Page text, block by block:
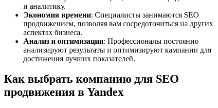
и аналитику.
Экономия времени: Специалисты занимаются SEO
продвижением, позволяя вам сосредоточиться на других
аспектах бизнеса.
Анализ и оптимизация: Профессионалы постоянно
анализируют результаты и оптимизируют кампании для
достижения лучших показателей.
Как выбрать компанию для SEO
продвижения в Yandex